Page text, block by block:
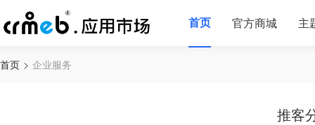
首页 官方商城 主
首页 企业服务
推客